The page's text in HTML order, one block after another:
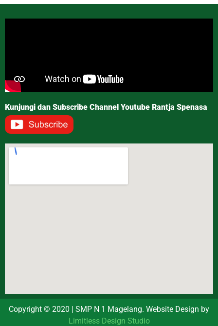
Kunjungi dan Subscribe Channel Youtube Rantja Spenasa
Copyright © 2020 | SMP N 1 Magelang. Website Design by
Limitless Design Studio